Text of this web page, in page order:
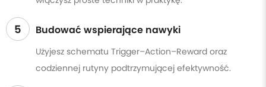
5 Budować wspierające nawyki
Użyjesz schematu Trigger–Action–Reward oraz
codziennej rutyny podtrzymującej efektywność.